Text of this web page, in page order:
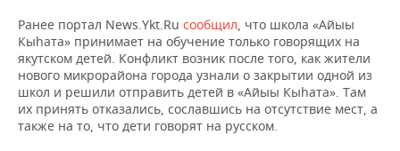
ВОЛЕЙБОЛ
КИБЕРСПОРТ
ФИГУРНОЕ КАТАНИЕ
ИСТОРИЯ
КУЛЬТУРА
МЕДИЦИНА
СПИСОК ПЕРСОН
СПИСОК КОМПАНИЙ
ПОЛНАЯ ВЕРСИЯ
Ранее портал News.Ykt.Ru сообщил, что школа «Айыы
Кыhата» принимает на обучение только говорящих на
якутском детей. Конфликт возник после того, как жители
нового микрорайона города узнали о закрытии одной из
школ и решили отправить детей в «Айыы Кыhата». Там
их принять отказались, сославшись на отсутствие мест, а
также на то, что дети говорят на русском.